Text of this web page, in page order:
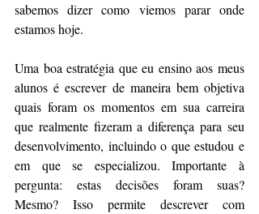
sabemos dizer como viemos parar onde
estamos hoje.
Uma boa estratégia que eu ensino aos meus
alunos é escrever de maneira bem objetiva
quais foram os momentos em sua carreira
que realmente fizeram a diferença para seu
desenvolvimento, incluindo o que estudou e
em que se especializou. Importante à
pergunta: estas decisões foram suas?
Mesmo? Isso permite descrever com